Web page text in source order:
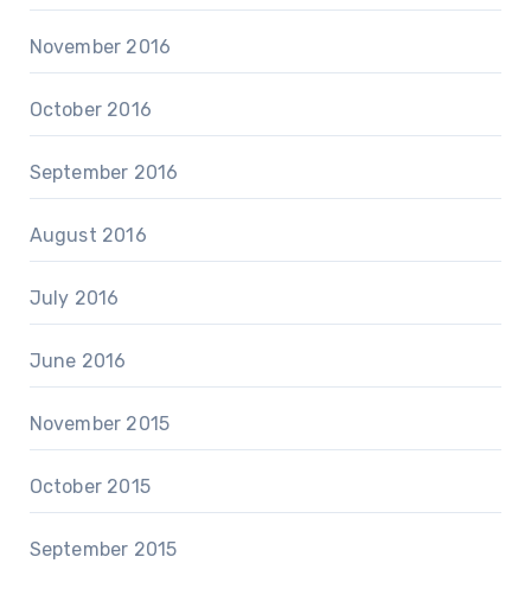
November 2016
October 2016
September 2016
August 2016
July 2016
June 2016
November 2015
October 2015
September 2015